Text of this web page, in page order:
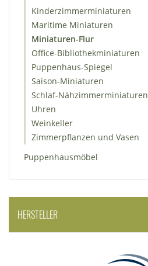
Kinderzimmerminiaturen
Maritime Miniaturen
Miniaturen-Flur
Office-Bibliothekminiaturen
Puppenhaus-Spiegel
Saison-Miniaturen
Schlaf-Nähzimmerminiaturen
Uhren
Weinkeller
Zimmerpflanzen und Vasen
Puppenhausmöbel
HERSTELLER